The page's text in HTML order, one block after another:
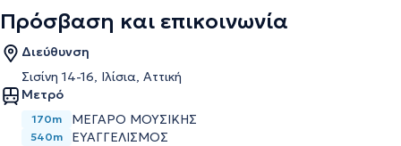
Πρόσβαση και επικοινωνία
Διεύθυνση
Σισίνη 14-16, Ιλίσια, Αττική
Μετρό
170m ΜΕΓΑΡΟ ΜΟΥΣΙΚΗΣ
540m ΕΥΑΓΓΕΛΙΣΜΟΣ